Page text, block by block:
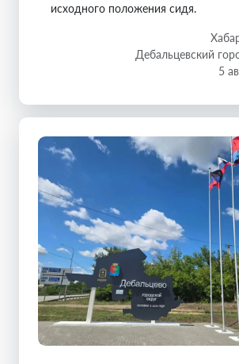
исходного положения сидя.
Дебальцевский
5